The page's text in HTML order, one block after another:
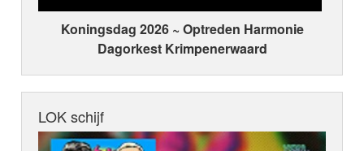
Koningsdag 2026 ~ Optreden Harmonie
Dagorkest Krimpenerwaard
LOK schijf